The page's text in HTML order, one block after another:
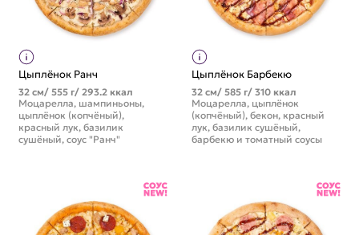
Цыплёнок Ранч
32 см/ 555 г/ 293.2 ккал
Моцарелла, шампиньоны,
цыплёнок (копчёный),
красный лук, базилик
сушёный, соус "Ранч"
Цыплёнок Барбекю
32 см/ 585 г/ 310 ккал
Моцарелла, цыплёнок
(копчёный), бекон, красный
лук, базилик сушёный,
барбекю и томатный соусы